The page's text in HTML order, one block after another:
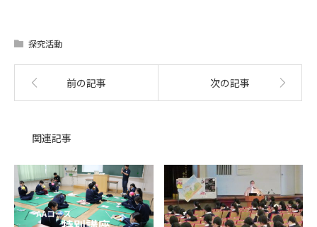
探究活動
前の記事 次の記事
関連記事